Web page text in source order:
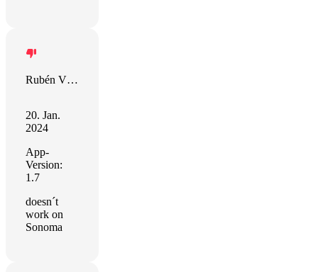
Rubén Vázquez
20. Jan.
2024
App-
Version:
1.7
doesn´t
work on
Sonoma